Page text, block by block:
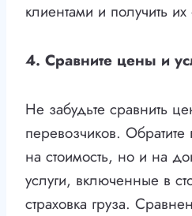
клиентами и получить их
4. Сравните цены и
Не забудьте сравнить
перевозчиков.
на стоимость, но и на
услуги, включенные в
страховка груза.